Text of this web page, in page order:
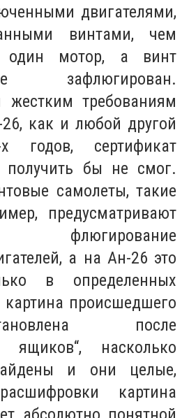
двигателями,
винтами, чем
один мотор, а винт
зафлюгирован.
требованиям
как и любой другой
годов, сертификат
получить бы не смог.
самолеты, такие
предусматривают
флюгирование
а на Ан-26 это
в определенных
происшедшего
после
ящиков“, насколько
и они целые,
картина